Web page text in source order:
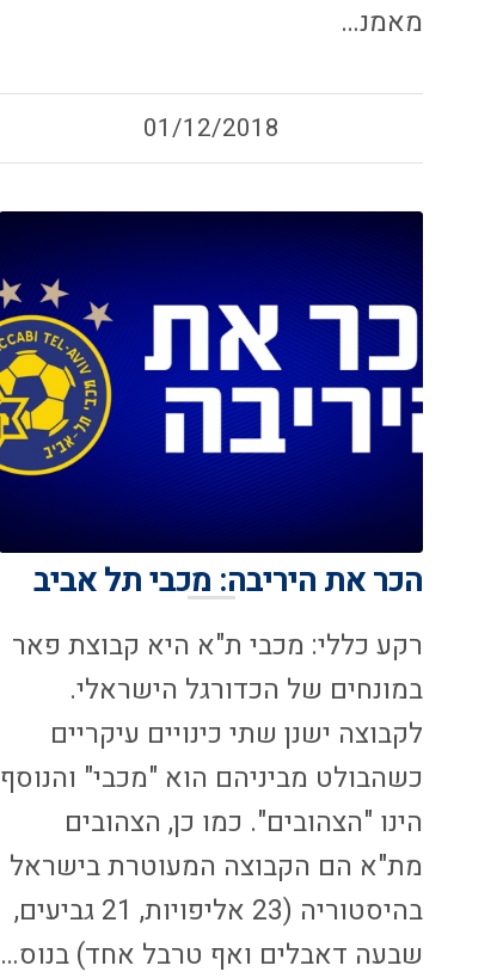
מאמנ…
01/12/2018
הכר את היריבה: מכבי תל אביב
רקע כללי: מכבי ת"א היא קבוצת פאר
במונחים של הכדורגל הישראלי.
לקבוצה ישנן שתי כינויים עיקריים
כשהבולט מביניהם הוא "מכבי" והנוסף
הינו "הצהובים". כמו כן, הצהובים
מת"א הם הקבוצה המעוטרת בישראל
בהיסטוריה (23 אליפויות, 21 גביעים,
שבעה דאבלים ואף טרבל אחד) בנוס…